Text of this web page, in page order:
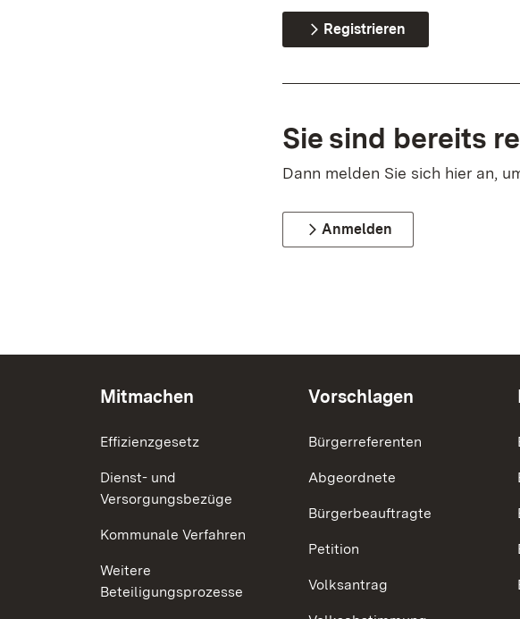
Registrieren
Sie sind bereits
Dann melden Sie sich hier an,
Anmelden
Mitmachen
Effizienzgesetz
Dienst- und
Versorgungsbezüge
Kommunale Verfahren
Weitere
Beteiligungsprozesse
Vorschlagen
Bürgerreferenten
Abgeordnete
Bürgerbeauftragte
Petition
Volksantrag